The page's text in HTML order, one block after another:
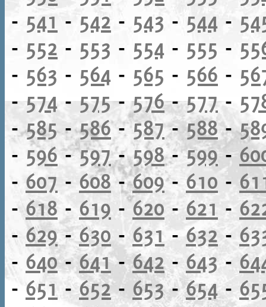
- 541 - 542 - 543 - 544 -
- 552 - 553 - 554 - 555 -
- 563 - 564 - 565 - 566 -
-574 -575-576-577-
-585-586-587-588-
- 596-597-598-599-
- 607 - 608-609- 610 -
- 618 -619 -620 - 621 -
- 629-630 -631-632 -
- 640-641-642- 643 -
- 651 -652- 653-654-